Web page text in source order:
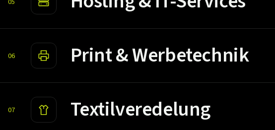
06 Print & Werbetechnik
07 Textilveredelung